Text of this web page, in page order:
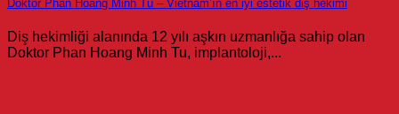
Doktor Phan Hoang Minh Tu – Vietnam’ın en iyi estetik diş hekimi
Diş hekimliği alanında 12 yılı aşkın uzmanlığa sahip olan
Doktor Phan Hoang Minh Tu, implantoloji,...